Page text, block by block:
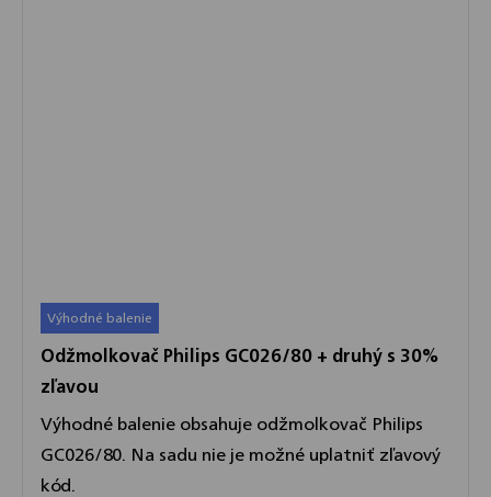
Výhodné balenie
Odžmolkovač Philips GC026/80 + druhý s 30%
zľavou
Výhodné balenie obsahuje odžmolkovač Philips
GC026/80. Na sadu nie je možné uplatniť zľavový
kód.